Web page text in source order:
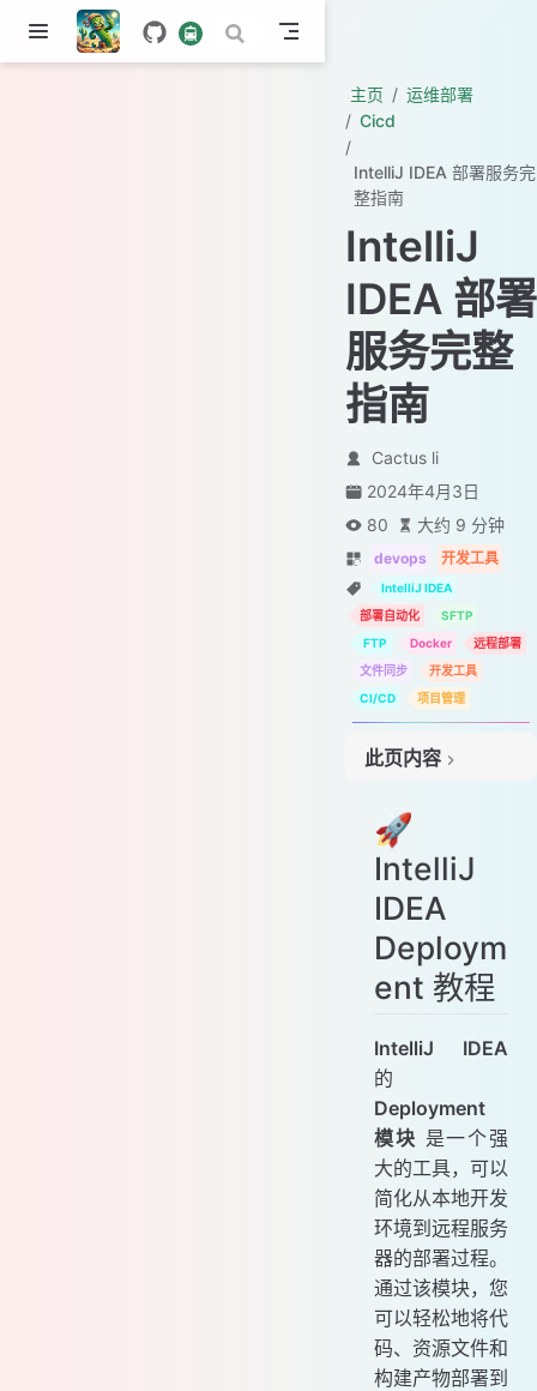
主页
运维部署
Cicd
IntelliJ IDEA 部署服务完
整指南
IntelliJ
IDEA 部署
服务完整
指南
Cactus li
2024年4月3日
80
大约 9 分钟
devops 开发工具
IntelliJ IDEA
部署自动化
SFTP
FTP
Docker
远程部署
文件同步
开发工具
CI/CD
项目管理
此页内容
📎 前置条件
📦 部署项目
1️⃣ 手动上传文件
📜 智能监控脚本
📊 服务管理命令
🛑 停止监控服务
🐳 Docker 容器管理
✨ 开发最佳实践
🔧 常见问题解决
🏆 总结
🎯 核心优势
📈 进阶方向
🚀
IntelliJ
IDEA
Deploym
ent 教程
IntelliJ IDEA
的
Deployment
模块 是一个强
大的工具，可以
简化从本地开发
环境到远程服务
器的部署过程。
通过该模块，您
可以轻松地将代
码、资源文件和
构建产物部署到